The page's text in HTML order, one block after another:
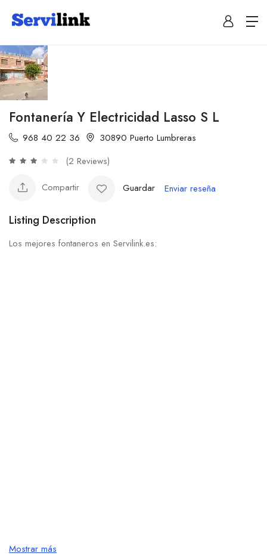
Fontanería Y Electricidad Lasso S L
968 40 22 36
30890 Puerto Lumbreras
(2 Reviews)
Compartir Guardar Enviar reseña
Listing Description
Los mejores fontaneros en Servilink.es:
Mostrar más